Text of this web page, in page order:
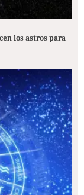
los astros para